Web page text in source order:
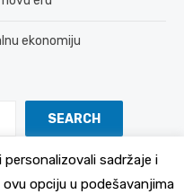
ekonomiju
SEARCH
sadržaje i
opciju u podešavanjima